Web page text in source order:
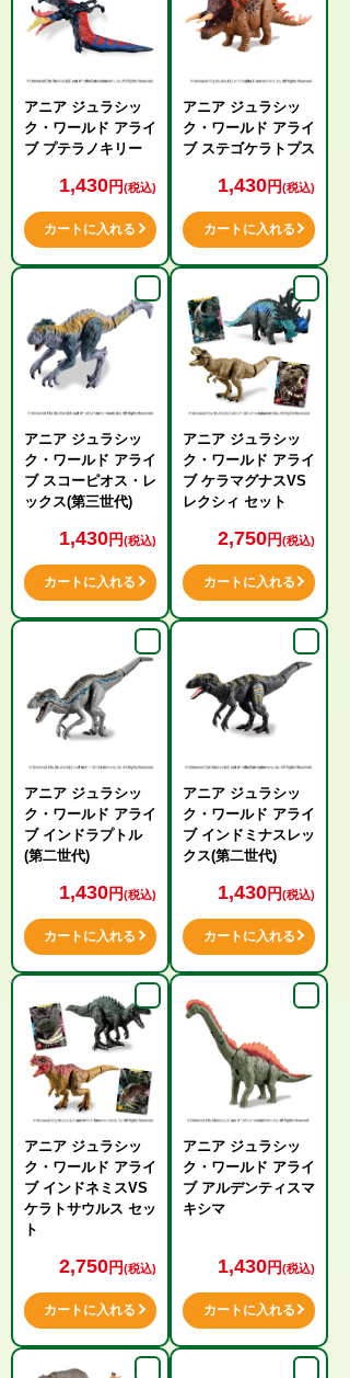
アニア ジュラシッ
ク・ワールド アライ
ブ プテラノキリー
1,430円(税込)
カートに入れる
アニア ジュラシッ
ク・ワールド アライ
ブ ステゴケラトプス
1,430円(税込)
カートに入れる
アニア ジュラシッ
ク・ワールド アライ
ブ スコーピオス・レ
ックス(第三世代)
1,430円(税込)
カートに入れる
アニア ジュラシッ
ク・ワールド アライ
ブ ケラマグナスVS
レクシィ セット
2,750円(税込)
カートに入れる
アニア ジュラシッ
ク・ワールド アライ
ブ インドラプトル
(第二世代)
1,430円(税込)
カートに入れる
アニア ジュラシッ
ク・ワールド アライ
ブ インドミナスレッ
クス(第二世代)
1,430円(税込)
カートに入れる
アニア ジュラシッ
ク・ワールド アライ
ブ インドネミスVS
ケラトサウルス セッ
ト
2,750円(税込)
カートに入れる
アニア ジュラシッ
ク・ワールド アライ
ブ アルデンティスマ
キシマ
1,430円(税込)
カートに入れる